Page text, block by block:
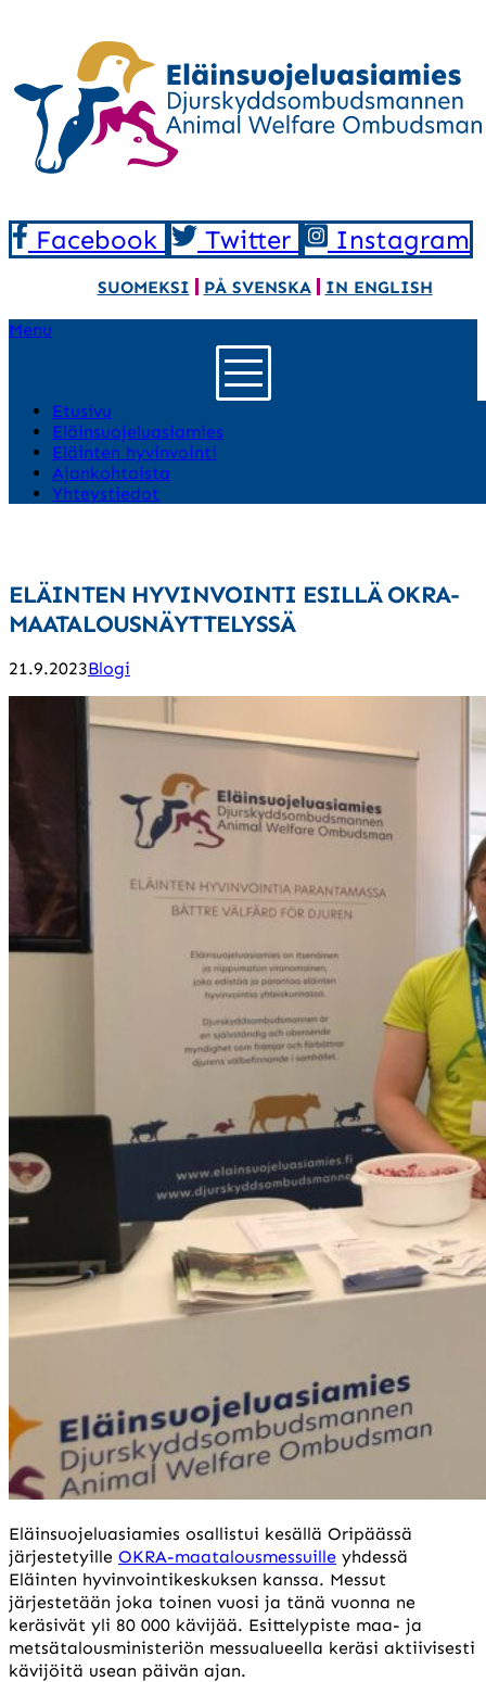
Facebook Twitter Instagram
SUOMEKSI PÅ SVENSKA IN ENGLISH
Menu
Etusivu
Eläinsuojeluasiamies
Eläinten hyvinvointi
Ajankohtaista
Yhteystiedot
ELÄINTEN HYVINVOINTI ESILLÄ OKRA-
MAATALOUSNÄYTTELYSSÄ
21.9.2023Blogi
Eläinsuojeluasiamies osallistui kesällä Oripäässä
järjestetyille OKRA-maatalousmessuille yhdessä
Eläinten hyvinvointikeskuksen kanssa. Messut
järjestetään joka toinen vuosi ja tänä vuonna ne
keräsivät yli 80 000 kävijää. Esittelypiste maa- ja
metsätalousministeriön messualueella keräsi aktiivisesti
kävijöitä usean päivän ajan.